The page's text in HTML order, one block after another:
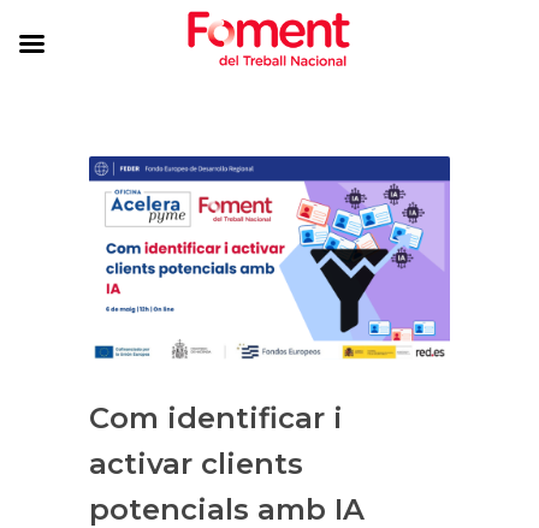
Com identificar i
activar clients
potencials amb IA